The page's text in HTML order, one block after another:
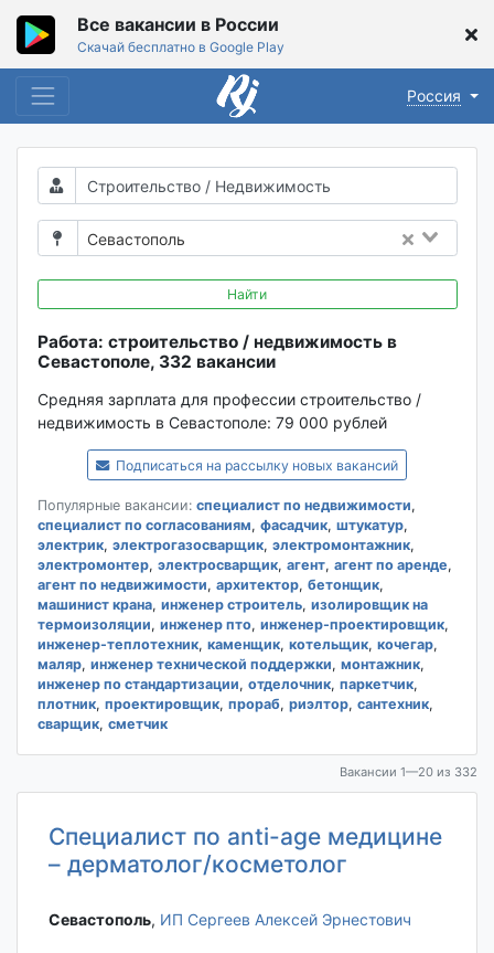
Все вакансии в России
Скачай бесплатно в Google Play
Россия
Севастополь
Найти
Работа: строительство / недвижимость в
Севастополе, 332 вакансии
Средняя зарплата для профессии строительство /
недвижимость в Севастополе: 79 000 рублей
Подписаться на рассылку новых вакансий
Популярные вакансии: специалист по недвижимости,
специалист по согласованиям, фасадчик, штукатур,
электрик, электрогазосварщик, электромонтажник,
электромонтер, электросварщик, агент, агент по аренде,
агент по недвижимости, архитектор, бетонщик,
машинист крана, инженер строитель, изолировщик на
термоизоляции, инженер пто, инженер-проектировщик,
инженер-теплотехник, каменщик, котельщик, кочегар,
маляр, инженер технической поддержки, монтажник,
инженер по стандартизации, отделочник, паркетчик,
плотник, проектировщик, прораб, риэлтор, сантехник,
сварщик, сметчик
Вакансии 1—20 из 332
Специалист по anti-age медицине
– дерматолог/косметолог
Севастополь‎, ИП Сергеев Алексей Эрнестович